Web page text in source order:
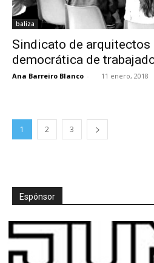
baliza
Sindicato de arquitectos
democrática de
Ana Barreiro Blanco - 11 enero, 2018
1 2 3
Espónsor